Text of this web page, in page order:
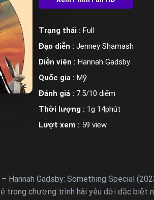
Trạng thái : Full
Đạo diễn : Jenney Shamash
Diễn viên : Hannah Gadsby
Quốc gia : Mỹ
Đánh giá : 7.5/10 điểm
Thời lượng : 1g 14phút
Lượt xem : 59 view
– Hannah Gadsby: Something Special
trong chương trình hài yêu đời đặc biệt